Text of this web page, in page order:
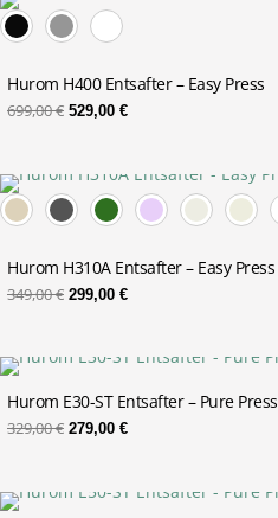
Hurom H400 Entsafter – Easy Press
699,00€
Preis
war:
699,00 €
529,00 €
Hurom H310A Entsafter – Easy Press
349,00€
Ursprünglicher
Preis
war:
349,00 €
299,00 €
Aktueller
Preis
ist:
299,00 €.
Hurom E30-ST Entsafter – Pure Press
329,00€
Ursprünglicher
war:
329,00 €
279,00 €
Aktueller
ist:
279,00 €.
Ursprünglicher
Aktueller